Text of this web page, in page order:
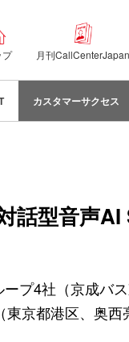
プ 月刊CallCenterJapan
カスタマーサクセス
話型音声
プ4社（京成バ
京都港区、奥